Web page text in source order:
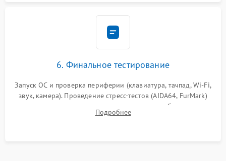
6. Финальное тестирование
Запуск ОС и проверка периферии (клавиатура, тачпад, Wi-Fi,
звук, камера). Проведение стресс-тестов (AIDA64, FurMark)
для контроля температурного режима и стабильности
системы под пиковой нагрузкой.
Подробнее